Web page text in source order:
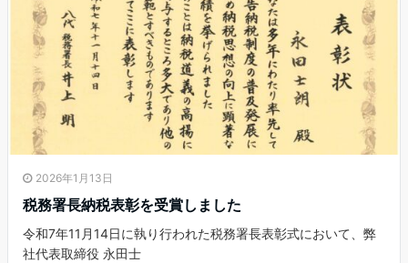
2026年1月13日
税務署長納税表彰を受賞しました
令和7年11月14日に執り行われた税務署長表彰式において、弊
社代表取締役 永田士